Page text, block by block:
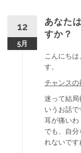
ス
12
5月
あなた
すか？
こんにちは
す。
チャンス
迷って結局
いうお話で
耳が痛いわ
でも、自
れないです